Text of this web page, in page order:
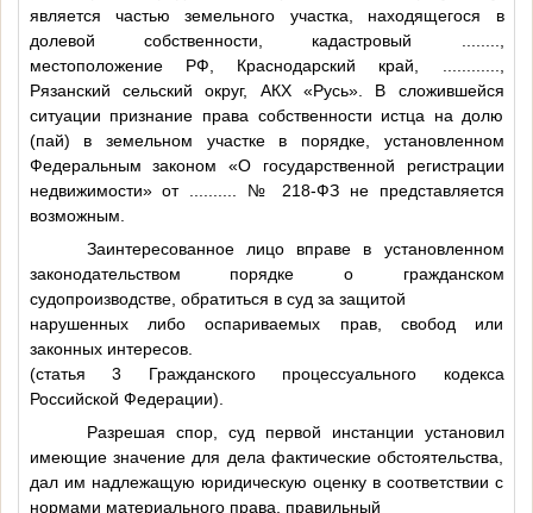
является частью земельного участка, находящегося в
долевой собственности, кадастровый
местоположение РФ, Краснодарский край,
Рязанский сельский округ, АКХ «Русь». В сложившейся
ситуации признание права собственности истца на долю
(пай) в земельном участке в порядке, установленном
Федеральным законом «О государственной регистрации
недвижимости» от
№ 218-ФЗ не представляется
возможным.
Заинтересованное лицо вправе в установленном
законодательством порядке о гражданском
судопроизводстве, обратиться в суд за защитой
нарушенных либо оспариваемых прав, свобод или
законных интересов.
(статья 3 Гражданского процессуального кодекса
Российской Федерации).
Разрешая спор, суд первой инстанции установил
имеющие значение для дела фактические обстоятельства,
дал им надлежащую юридическую оценку в соответствии с
нормами материального права, правильный